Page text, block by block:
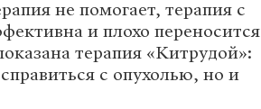
не помогает, терапия с
и плохо переносится
терапия «Китрудой»:
с опухолью, но и